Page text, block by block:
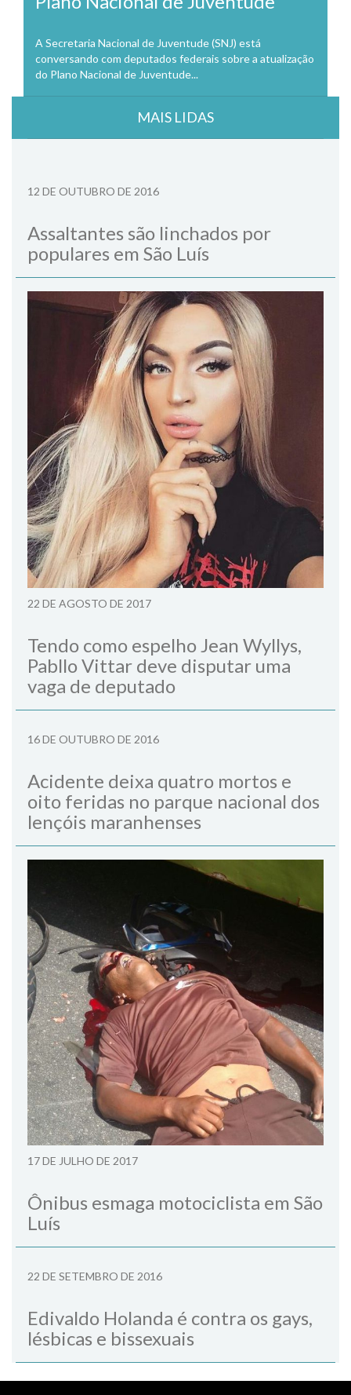
A Secretaria Nacional de Juventude (SNJ) está
conversando com deputados federais sobre a atualização
do Plano Nacional de Juventude...
MAIS LIDAS
12 DE OUTUBRO DE 2016
Assaltantes são linchados por
populares em São Luís
22 DE AGOSTO DE 2017
Tendo como espelho Jean Wyllys,
Pabllo Vittar deve disputar uma
vaga de deputado
16 DE OUTUBRO DE 2016
Acidente deixa quatro mortos e
oito feridas no parque nacional dos
lençóis maranhenses
17 DE JULHO DE 2017
Ônibus esmaga motociclista em São
Luís
22 DE SETEMBRO DE 2016
Edivaldo Holanda é contra os gays,
lésbicas e bissexuais